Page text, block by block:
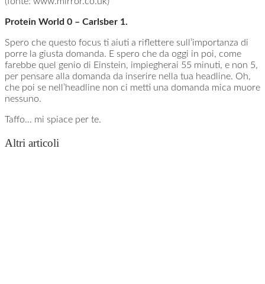
Protein World 0 – Carlsber 1.
Spero che questo focus ti aiuti a riflettere sull’importanza di
porre la giusta domanda. E spero che da oggi in poi, come
farebbe quel genio di Einstein, impiegherai 55 minuti, e non 5,
per pensare alla domanda da inserire nella tua headline. Oh,
che poi se nell’headline non ci metti una domanda mica muore
nessuno.
Taffo… mi spiace per te.
Altri articoli